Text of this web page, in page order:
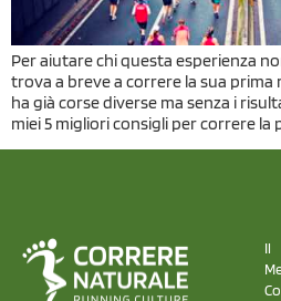
Per aiutare chi questa esperienza
trova a breve a correre la sua prima
ha già corse diverse ma senza i
miei 5 migliori consigli per correre la
Il